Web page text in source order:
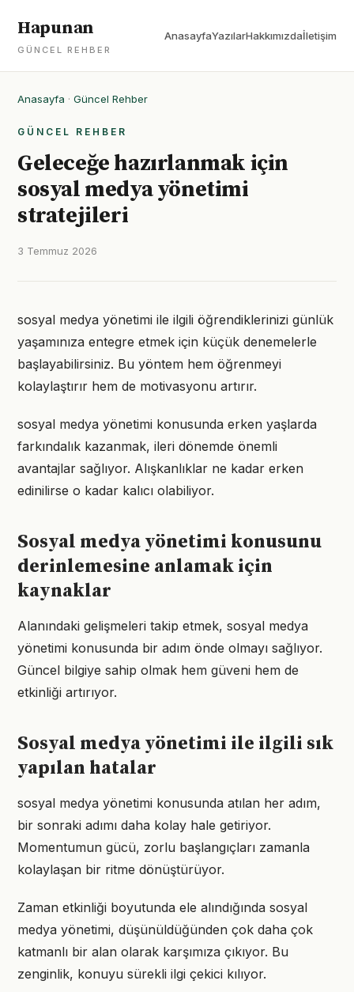
Hapunan
GÜNCEL REHBER
AnasayfaYazılarHakkımızdaİletişim
Anasayfa · Güncel Rehber
GÜNCEL REHBER
Geleceğe hazırlanmak için
sosyal medya yönetimi
stratejileri
3 Temmuz 2026
sosyal medya yönetimi ile ilgili öğrendiklerinizi günlük
yaşamınıza entegre etmek için küçük denemelerle
başlayabilirsiniz. Bu yöntem hem öğrenmeyi
kolaylaştırır hem de motivasyonu artırır.
sosyal medya yönetimi konusunda erken yaşlarda
farkındalık kazanmak, ileri dönemde önemli
avantajlar sağlıyor. Alışkanlıklar ne kadar erken
edinilirse o kadar kalıcı olabiliyor.
Sosyal medya yönetimi konusunu
derinlemesine anlamak için
kaynaklar
Alanındaki gelişmeleri takip etmek, sosyal medya
yönetimi konusunda bir adım önde olmayı sağlıyor.
Güncel bilgiye sahip olmak hem güveni hem de
etkinliği artırıyor.
Sosyal medya yönetimi ile ilgili sık
yapılan hatalar
sosyal medya yönetimi konusunda atılan her adım,
bir sonraki adımı daha kolay hale getiriyor.
Momentumun gücü, zorlu başlangıçları zamanla
kolaylaşan bir ritme dönüştürüyor.
Zaman etkinliği boyutunda ele alındığında sosyal
medya yönetimi, düşünüldüğünden çok daha çok
katmanlı bir alan olarak karşımıza çıkıyor. Bu
zenginlik, konuyu sürekli ilgi çekici kılıyor.